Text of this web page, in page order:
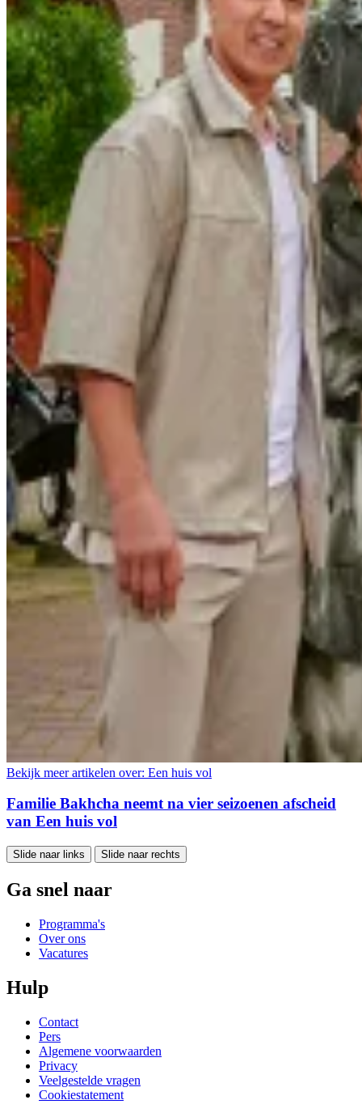
Bekijk meer artikelen over: Een huis vol
Familie Bakhcha neemt na vier seizoenen afscheid
van Een huis vol
Slide naar links Slide naar rechts
Ga snel naar
Programma's
Over ons
Vacatures
Hulp
Contact
Pers
Algemene voorwaarden
Privacy
Veelgestelde vragen
Cookiestatement